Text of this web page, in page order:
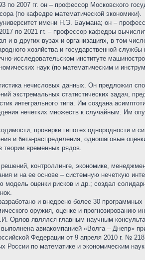
2007 гг. он – профессор Московского
(по кафедре математической экономики).
имени Н.Э. Баумана; он –
по 2021 гг. – профессор кафедры
в других вузах и организациях, в том
хозяйства и государственной службы
исследовательском институте
наук (по математическим и
нечисловых данных. Он предложил
экстремальных статистических задач,
интегрального типа. Им создана
нечетких множеств к случайным. Им
проверки гипотез однородности и
и бета-распределения, одношаговые
теории временных рядов.
контроллинге, экономике,
и на ее основе – системную нечеткую
модель оценки рисков и др.; создал
и внедрено более 30 программных
оружия, оценке и прогнозированию
Орлов являлся главным научным
авиакомпанией «Волга – Днепр»
Федерации от 9 апреля 2010 г. №
по математике и экономическим